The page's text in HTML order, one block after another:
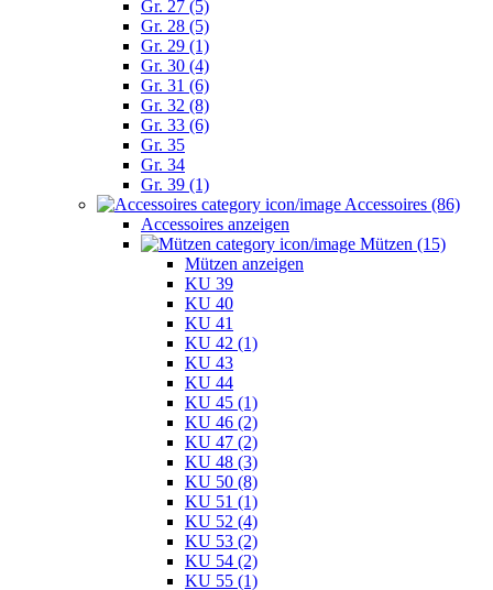
Gr. 27 (5)
Gr. 28 (5)
Gr. 29 (1)
Gr. 30 (4)
Gr. 31 (6)
Gr. 32 (8)
Gr. 33 (6)
Gr. 35
Gr. 34
Gr. 39 (1)
Accessoires (86)
Accessoires anzeigen
Mützen (15)
Mützen anzeigen
KU 39
KU 40
KU 41
KU 42 (1)
KU 43
KU 44
KU 45 (1)
KU 46 (2)
KU 47 (2)
KU 48 (3)
KU 50 (8)
KU 51 (1)
KU 52 (4)
KU 53 (2)
KU 54 (2)
KU 55 (1)